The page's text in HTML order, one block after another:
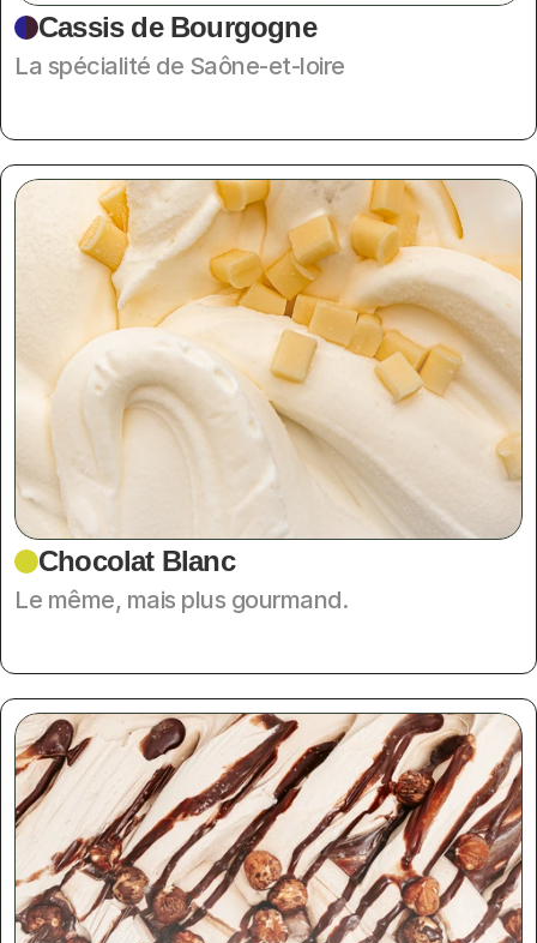
Cassis de Bourgogne
La spécialité de Saône-et-loire
Chocolat Blanc
Le même, mais plus gourmand.